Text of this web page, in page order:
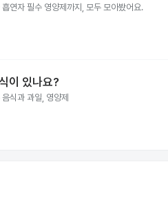
연자 필수 영양제까지, 모두 모아봤어요.
이 있나요?
식과 과일, 영양제